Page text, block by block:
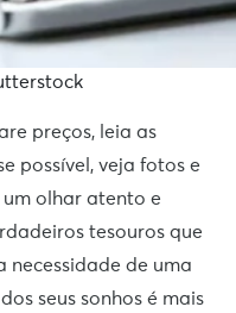
preços, leia as
possível, veja fotos e
olhar atento e
tesouros que
necessidade de uma
seus sonhos é mais